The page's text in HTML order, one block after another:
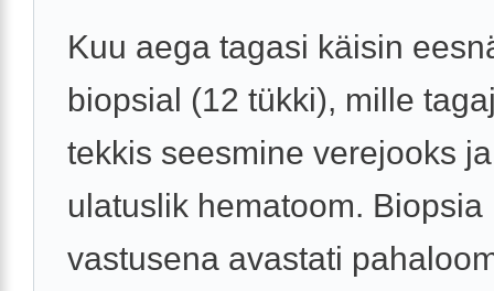
Kuu aega tagasi käisin
biopsial (12 tükki), mille
tekkis seesmine verejooks
ulatuslik hematoom. Biopsia
vastusena avastati